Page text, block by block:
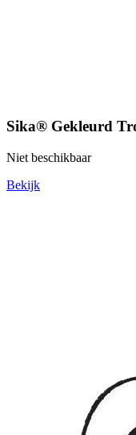
Sika® Gekleurd
Niet beschikbaar
Bekijk